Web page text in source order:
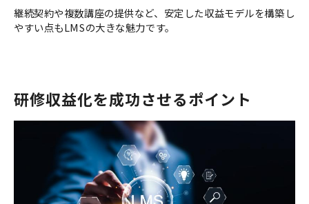
継続契約や複数講座の提供など、安定した収益モデルを構築し
やすい点もLMSの大きな魅力です。
研修収益化を成功させるポイント